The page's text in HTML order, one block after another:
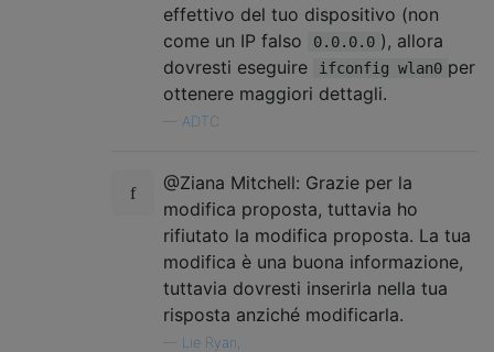
effettivo del tuo dispositivo (non
come un IP falso
0.0.0.0 ), allora
dovresti eseguire
ifconfig wlan0 per
ottenere maggiori dettagli.
ADTC
@Ziana Mitchell: Grazie per la
modifica proposta, tuttavia ho
rifiutato la modifica proposta. La tua
modifica è una buona informazione,
tuttavia dovresti inserirla nella tua
risposta anziché modificarla.
Lie Ryan,